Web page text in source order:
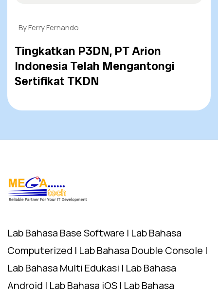
By Ferry Fernando
Tingkatkan P3DN, PT Arion
Indonesia Telah Mengantongi
Sertifikat TKDN
Lab Bahasa Base Software | Lab Bahasa
Computerized | Lab Bahasa Double Console |
Lab Bahasa Multi Edukasi | Lab Bahasa
Android | Lab Bahasa iOS | Lab Bahasa